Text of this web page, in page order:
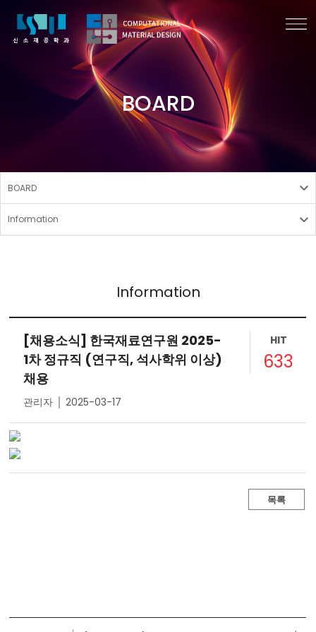
BOARD
BOARD
Information
Information
[채용소식] 한국재료연구원 2025-
1차 정규직 (연구직, 석사학위 이상)
채용
관리자 │ 2025-03-17
HIT
633
목록